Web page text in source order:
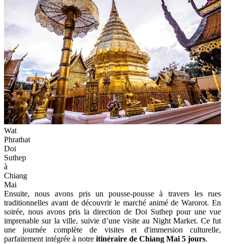
Wat
Phrathat
Doi
Suthep
à
Chiang
Mai
Ensuite, nous avons pris un pousse-pousse à travers les rues
traditionnelles avant de découvrir le marché animé de Warorot. En
soirée, nous avons pris la direction de Doi Suthep pour une vue
imprenable sur la ville, suivie d’une visite au Night Market. Ce fut
une journée complète de visites et d'immersion culturelle,
parfaitement intégrée à notre itinéraire de Chiang Mai 5 jours.